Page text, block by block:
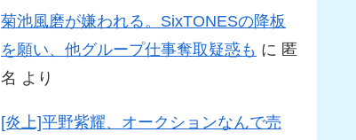
菊池風磨が嫌われる。SixTONESの降板
を願い、他グループ仕事奪取疑惑も に 匿
名 より
[炎上]平野紫耀、オークションなんで売